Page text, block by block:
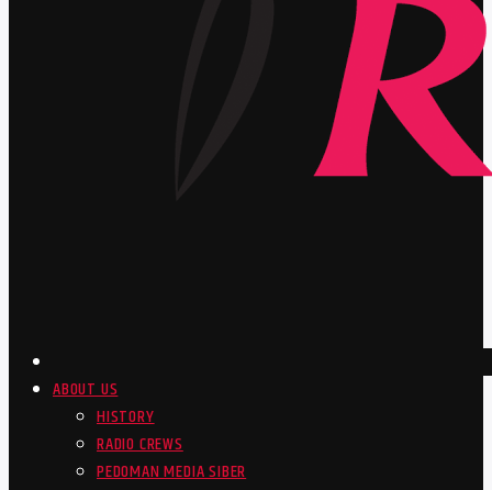
ABOUT US
HISTORY
RADIO CREWS
PEDOMAN MEDIA SIBER